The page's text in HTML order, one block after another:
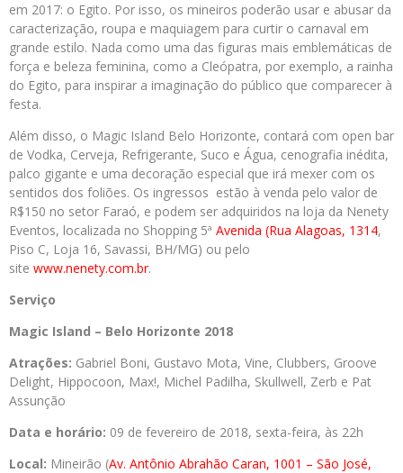
em 2017: o Egito. Por isso, os mineiros poderão usar e abusar da
caracterização, roupa e maquiagem para curtir o carnaval em
grande estilo. Nada como uma das figuras mais emblemáticas de
força e beleza feminina, como a Cleópatra, por exemplo, a rainha
do Egito, para inspirar a imaginação do público que comparecer à
festa.
Além disso, o Magic Island Belo Horizonte, contará com open bar
de Vodka, Cerveja, Refrigerante, Suco e Água, cenografia inédita,
palco gigante e uma decoração especial que irá mexer com os
sentidos dos foliões. Os ingressos estão à venda pelo valor de
R$150 no setor Faraó, e podem ser adquiridos na loja da Nenety
Eventos, localizada no Shopping 5ª Avenida (Rua Alagoas, 1314,
Piso C, Loja 16, Savassi, BH/MG) ou pelo
site www.nenety.com.br.
Serviço
Magic Island – Belo Horizonte 2018
Atrações: Gabriel Boni, Gustavo Mota, Vine, Clubbers, Groove
Delight, Hippocoon, Max!, Michel Padilha, Skullwell, Zerb e Pat
Assunção
Data e horário: 09 de fevereiro de 2018, sexta-feira, às 22h
Local: Mineirão (Av. Antônio Abrahão Caran, 1001 – São José,